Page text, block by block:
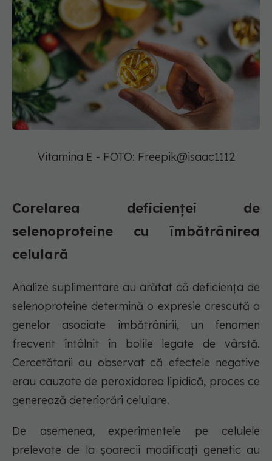
Vitamina E - FOTO: Freepik@isaac1112
Corelarea deficienței de
selenoproteine cu îmbătrânirea
celulară
Analize suplimentare au arătat că deficiența de
selenoproteine determină o expresie crescută a
genelor asociate îmbătrânirii, un fenomen
frecvent întâlnit în bolile legate de vârstă.
Cercetătorii au observat că efectele negative
erau cauzate de peroxidarea lipidică, proces ce
generează deteriorări celulare.
De asemenea, experimentele pe celulele
prelevate de la șoarecii modificați genetic au